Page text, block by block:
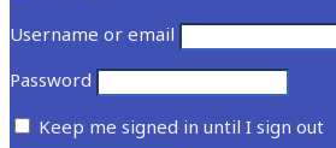
Username or email
Password
Keep me signed in until I sign out